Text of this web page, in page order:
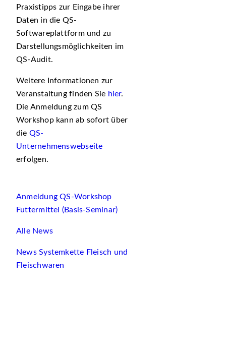
Praxistipps zur Eingabe ihrer
Daten in die QS-
Softwareplattform und zu
Darstellungsmöglichkeiten im
QS-Audit.
Weitere Informationen zur
Veranstaltung finden Sie hier.
Die Anmeldung zum QS
Workshop kann ab sofort über
die QS-
Unternehmenswebseite
erfolgen.
Anmeldung QS-Workshop
Futtermittel (Basis-Seminar)
Alle News
News Systemkette Fleisch und
Fleischwaren